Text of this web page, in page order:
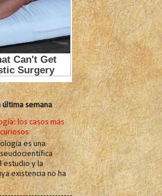
semana
los casos más
es una
estudio y la
existencia no ha